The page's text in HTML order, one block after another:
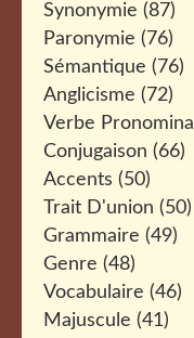
Synonymie (87)
Paronymie (76)
Sémantique (76)
Anglicisme (72)
Verbe Pronominal
Conjugaison (66)
Accents (50)
Trait D'union (50)
Grammaire (49)
Genre (48)
Vocabulaire (46)
Majuscule (41)